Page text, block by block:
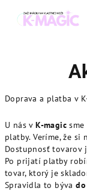
Doprava a platba v
U nás vK-magic
platby. Veríme, že si
Dostupnosť tovarov
Po prijatí platby
tovar, ktorý je
Spravidla to býva